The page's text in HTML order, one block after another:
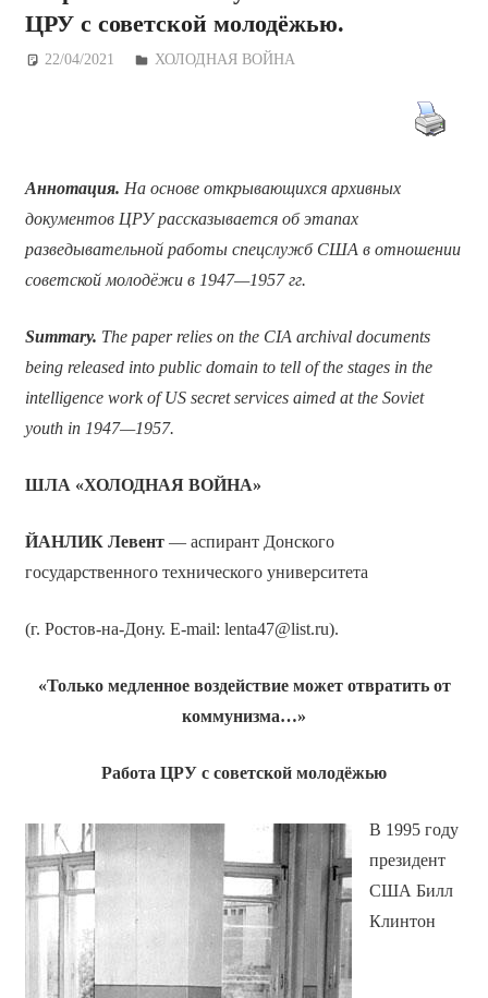
ЦРУ с советской молодёжью.
22/04/2021 Дежурный по Редакции
ХОЛОДНАЯ ВОЙНА
Аннотация. На основе открывающихся архивных
документов ЦРУ рассказывается об этапах
разведывательной работы спецслужб США в отношении
советской молодёжи в 1947—1957 гг.
Summary. The paper relies on the CIA archival documents
being released into public domain to tell of the stages in the
intelligence work of US secret services aimed at the Soviet
youth in 1947—1957.
ШЛА «ХОЛОДНАЯ ВОЙНА»
ЙАНЛИК Левент— аспирант Донского
государственного технического университета
(г. Ростов-на-Дону. E-mail: lenta47@list.ru).
«Только медленное воздействие может отвратить от
коммунизма…»
Работа ЦРУ с советской молодёжью
В 1995 году
президент
США Билл
Клинтон